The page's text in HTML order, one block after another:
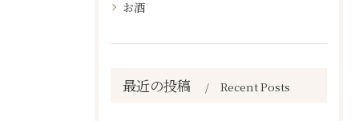
お酒
最近の投稿 Recent Posts